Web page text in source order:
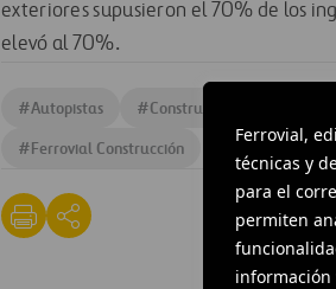
Ferrovial,
técnicas y
para el
permiten
exteriores supusieron el 70% de los
elevó al 70%.
#Autopistas #Construcción
#Ferrovial Construcción